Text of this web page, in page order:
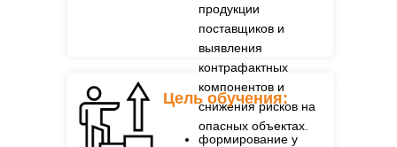
продукции
поставщиков и
выявления
контрафактных
компонентов и
снижения рисков на
опасных объектах.
Цель обучения:
формирование у